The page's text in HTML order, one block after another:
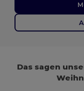
Das sagen